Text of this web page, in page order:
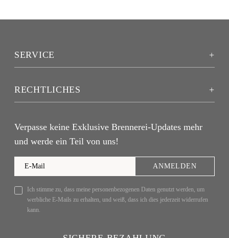
Verpasse keine Exklusive Brennerei-Updates mehr
und werde ein Teil von uns!
Ich stimme zu, dass meine personenbezogenen Daten genutzt werden, um
werbliche E-Mails zu erhalten, und weiß, dass ich dies jederzeit widerrufen
kann.
ANMELDEN
SERVICE
RECHTLICHES